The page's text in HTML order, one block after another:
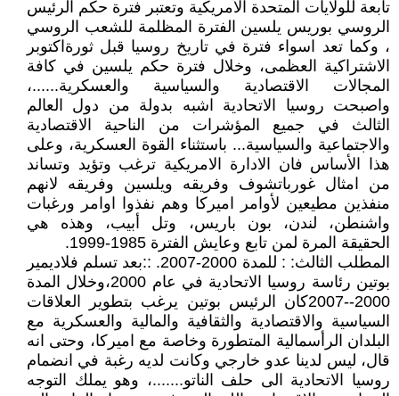
تابعة للولايات المتحدة الأمريكية وتعتبر فترة حكم الرئيس
الروسي بوريس يلسين الفترة المظلمة للشعب الروسي
، وكما تعد اسواء فترة في تاريخ روسيا قبل ثورةاكتوبر
الاشتراكية العظمى، وخلال فترة حكم يلسين في كافة
المجالات الاقتصادية والسياسية والعسكرية......،
واصبحت روسيا الاتحادية اشبه بدولة من دول العالم
الثالث في جميع المؤشرات من الناحية الاقتصادية
والاجتماعية والسياسية... باستثناء القوة العسكرية، وعلى
هذا الأساس فان الادارة الامريكية ترغب وتؤيد وتساند
من امثال غورباتشوف وفريقه ويلسين وفريقه لانهم
منفذين مطيعين لأوامر اميركا وهم نفذوا اوامر ورغبات
واشنطن، لندن، بون باريس، وتل أبيب، وهذه هي
الحقيقة المرة لمن تابع وعايش الفترة 1985-1999.
المطلب الثالث: : للمدة 2000-2007. ::بعد تسلم فلاديمير
بوتين رئاسة روسيا الاتحادية في عام 2000،وخلال المدة
2000--2007كان الرئيس بوتين يرغب بتطوير العلاقات
السياسية والاقتصادية والثقافية والمالية والعسكرية مع
البلدان الرأسمالية المتطورة وخاصة مع اميركا، وحتى انه
قال، ليس لدينا عدو خارجي وكانت لديه رغبة في انضمام
روسيا الاتحادية الى حلف الناتو.......، وهو يملك التوجه